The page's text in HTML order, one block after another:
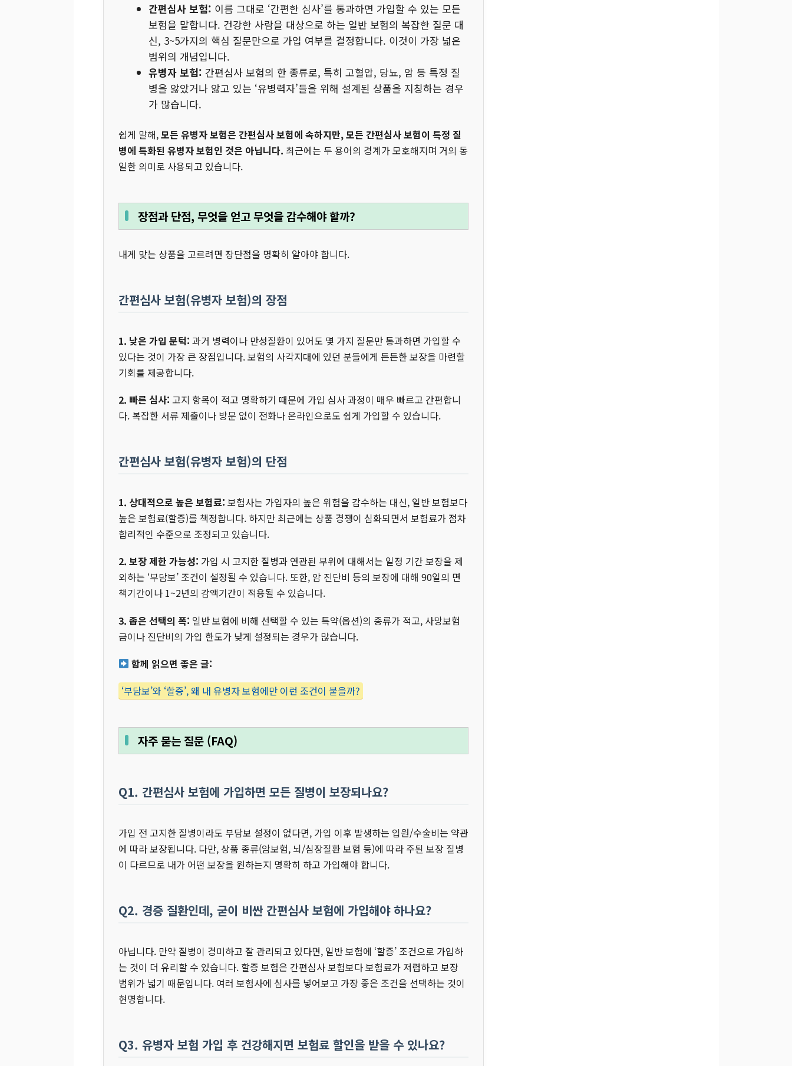
간편심사 보험: 이름 그대로 ‘간편한 심사’를 통과하면 가입할 수 있는 모든
보험을 말합니다. 건강한 사람을 대상으로 하는 일반 보험의 복잡한 질문 대
신, 3~5가지의 핵심 질문만으로 가입 여부를 결정합니다. 이것이 가장 넓은
범위의 개념입니다.
유병자 보험: 간편심사 보험의 한 종류로, 특히 고혈압, 당뇨, 암 등 특정 질
병을 앓았거나 앓고 있는 ‘유병력자’들을 위해 설계된 상품을 지칭하는 경우
가 많습니다.
쉽게 말해,모든 유병자 보험은 간편심사 보험에 속하지만, 모든 간편심사 보험이 특정 질
병에 특화된 유병자 보험인 것은 아닙니다. 최근에는 두 용어의 경계가 모호해지며 거의 동
일한 의미로 사용되고 있습니다.
장점과 단점, 무엇을 얻고 무엇을 감수해야 할까?
내게 맞는 상품을 고르려면 장단점을 명확히 알아야 합니다.
간편심사 보험(유병자 보험)의 장점
1. 낮은 가입 문턱: 과거 병력이나 만성질환이 있어도 몇 가지 질문만 통과하면 가입할 수
있다는 것이 가장 큰 장점입니다. 보험의 사각지대에 있던 분들에게 든든한 보장을 마련할
기회를 제공합니다.
2. 빠른 심사: 고지 항목이 적고 명확하기 때문에 가입 심사 과정이 매우 빠르고 간편합니
다. 복잡한 서류 제출이나 방문 없이 전화나 온라인으로도 쉽게 가입할 수 있습니다.
간편심사 보험(유병자 보험)의 단점
1. 상대적으로 높은 보험료: 보험사는 가입자의 높은 위험을 감수하는 대신, 일반 보험보다
높은 보험료(할증)를 책정합니다. 하지만 최근에는 상품 경쟁이 심화되면서 보험료가 점차
합리적인 수준으로 조정되고 있습니다.
2. 보장 제한 가능성: 가입 시 고지한 질병과 연관된 부위에 대해서는 일정 기간 보장을 제
외하는 ‘부담보’ 조건이 설정될 수 있습니다. 또한, 암 진단비 등의 보장에 대해 90일의 면
책기간이나 1~2년의 감액기간이 적용될 수 있습니다.
3. 좁은 선택의 폭: 일반 보험에 비해 선택할 수 있는 특약(옵션)의 종류가 적고, 사망보험
금이나 진단비의 가입 한도가 낮게 설정되는 경우가 많습니다.
함께 읽으면 좋은 글:
‘부담보’와 ‘할증’, 왜 내 유병자 보험에만 이런 조건이 붙을까?
자주 묻는 질문 (FAQ)
Q1. 간편심사 보험에 가입하면 모든 질병이 보장되나요?
가입 전 고지한 질병이라도 부담보 설정이 없다면, 가입 이후 발생하는 입원/수술비는 약관
에 따라 보장됩니다. 다만, 상품 종류(암보험, 뇌/심장질환 보험 등)에 따라 주된 보장 질병
이 다르므로 내가 어떤 보장을 원하는지 명확히 하고 가입해야 합니다.
Q2. 경증 질환인데, 굳이 비싼 간편심사 보험에 가입해야 하나요?
아닙니다. 만약 질병이 경미하고 잘 관리되고 있다면, 일반 보험에 ‘할증’ 조건으로 가입하
는 것이 더 유리할 수 있습니다. 할증 보험은 간편심사 보험보다 보험료가 저렴하고 보장
범위가 넓기 때문입니다. 여러 보험사에 심사를 넣어보고 가장 좋은 조건을 선택하는 것이
현명합니다.
Q3. 유병자 보험 가입 후 건강해지면 보험료 할인을 받을 수 있나요?